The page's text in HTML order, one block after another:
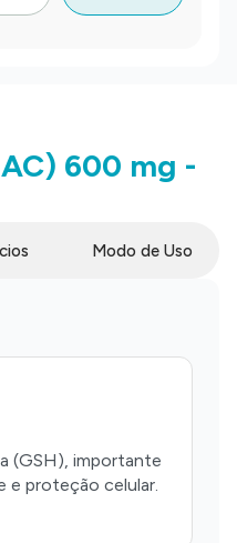
600 mg -
Modo de Uso
(GSH), importante
e proteção celular.